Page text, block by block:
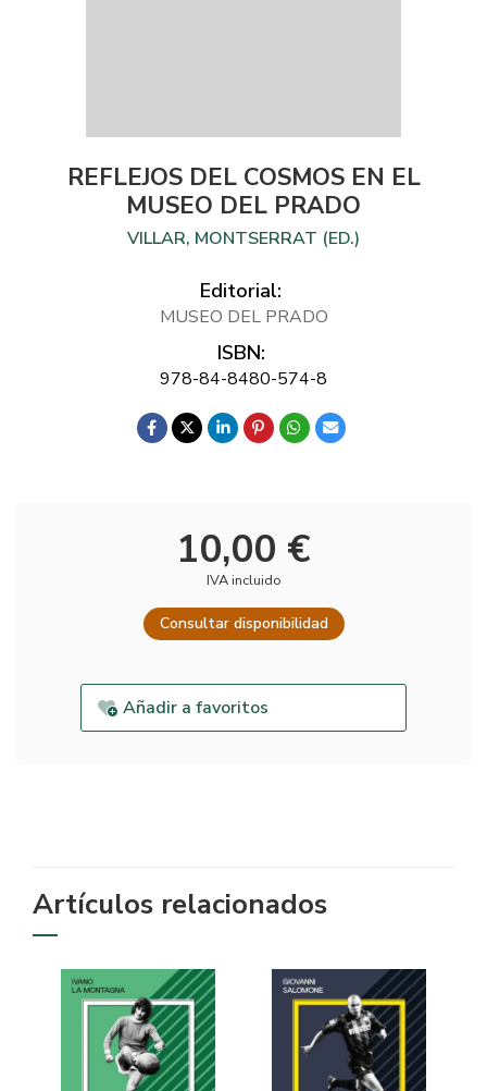
REFLEJOS DEL COSMOS EN EL
MUSEO DEL PRADO
VILLAR, MONTSERRAT (ED.)
Editorial:
MUSEO DEL PRADO
ISBN:
978-84-8480-574-8
10,00 €
IVA incluido
Consultar disponibilidad
Añadir a favoritos
Artículos relacionados